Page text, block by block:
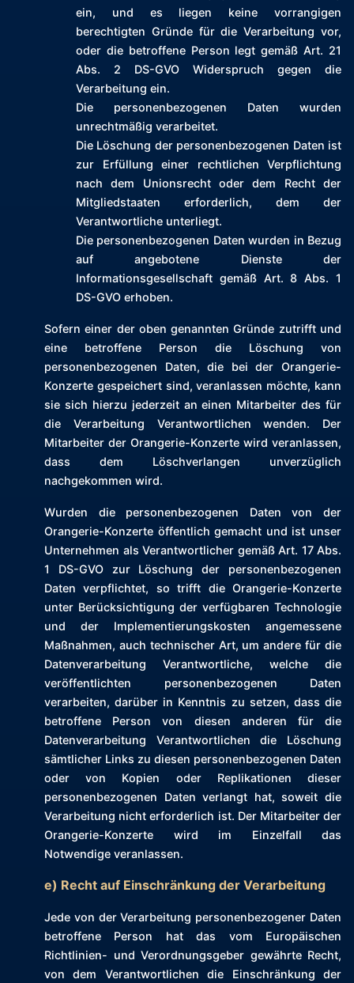
ein, und es liegen keine vorrangigen
berechtigten Gründe für die Verarbeitung vor,
oder die betroffene Person legt gemäß Art. 21
Abs. 2 DS-GVO Widerspruch gegen die
Verarbeitung ein.
Die personenbezogenen Daten wurden
unrechtmäßig verarbeitet.
Die Löschung der personenbezogenen Daten ist
zur Erfüllung einer rechtlichen Verpflichtung
nach dem Unionsrecht oder dem Recht der
Mitgliedstaaten erforderlich, dem der
Verantwortliche unterliegt.
Die personenbezogenen Daten wurden in Bezug
auf angebotene Dienste der
Informationsgesellschaft gemäß Art. 8 Abs. 1
DS-GVO erhoben.
Sofern einer der oben genannten Gründe zutrifft und
eine betroffene Person die Löschung von
personenbezogenen Daten, die bei der Orangerie-
Konzerte gespeichert sind, veranlassen möchte, kann
sie sich hierzu jederzeit an einen Mitarbeiter des für
die Verarbeitung Verantwortlichen wenden. Der
Mitarbeiter der Orangerie-Konzerte wird veranlassen,
dass dem Löschverlangen unverzüglich
nachgekommen wird.
Wurden die personenbezogenen Daten von der
Orangerie-Konzerte öffentlich gemacht und ist unser
Unternehmen als Verantwortlicher gemäß Art. 17 Abs.
1 DS-GVO zur Löschung der personenbezogenen
Daten verpflichtet, so trifft die Orangerie-Konzerte
unter Berücksichtigung der verfügbaren Technologie
und der Implementierungskosten angemessene
Maßnahmen, auch technischer Art, um andere für die
Datenverarbeitung Verantwortliche, welche die
veröffentlichten personenbezogenen Daten
verarbeiten, darüber in Kenntnis zu setzen, dass die
betroffene Person von diesen anderen für die
Datenverarbeitung Verantwortlichen die Löschung
sämtlicher Links zu diesen personenbezogenen Daten
oder von Kopien oder Replikationen dieser
personenbezogenen Daten verlangt hat, soweit die
Verarbeitung nicht erforderlich ist. Der Mitarbeiter der
Orangerie-Konzerte wird im Einzelfall das
Notwendige veranlassen.
e) Recht auf Einschränkung der Verarbeitung
Jede von der Verarbeitung personenbezogener Daten
betroffene Person hat das vom Europäischen
Richtlinien- und Verordnungsgeber gewährte Recht,
von dem Verantwortlichen die Einschränkung der